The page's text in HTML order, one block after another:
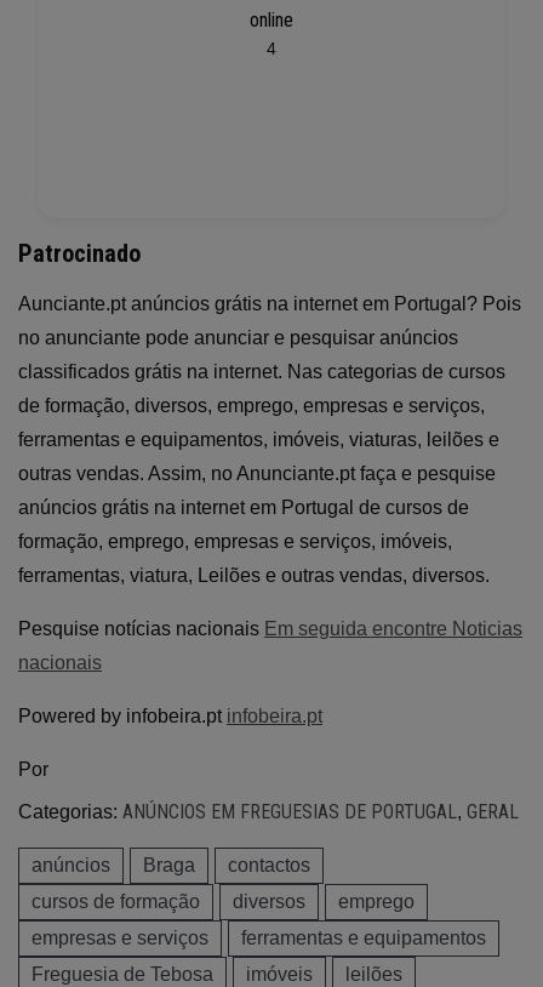
online
4
Patrocinado
Aunciante.pt anúncios grátis na internet em Portugal? Pois
no anunciante pode anunciar e pesquisar anúncios
classificados grátis na internet. Nas categorias de cursos
de formação, diversos, emprego, empresas e serviços,
ferramentas e equipamentos, imóveis, viaturas, leilões e
outras vendas. Assim, no Anunciante.pt faça e pesquise
anúncios grátis na internet em Portugal de cursos de
formação, emprego, empresas e serviços, imóveis,
ferramentas, viatura, Leilões e outras vendas, diversos.
Pesquise notícias nacionais Em seguida encontre Noticias
nacionais
Powered by infobeira.pt infobeira.pt
Por
Categorias: ANÚNCIOS EM FREGUESIAS DE PORTUGAL , GERAL
anúncios Braga
contactos
cursos de formação
diversos
emprego
empresas e serviços
ferramentas e equipamentos
Freguesia de Tebosa
imóveis
leilões